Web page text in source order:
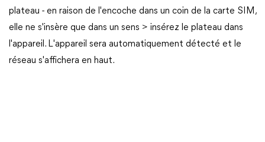
plateau - en raison de l'encoche dans un coin de la carte SIM,
elle ne s'insère que dans un sens > insérez le plateau dans
l'appareil. L'appareil sera automatiquement détecté et le
réseau s'affichera en haut.